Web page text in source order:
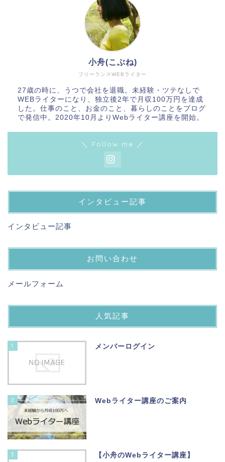
フリーランスWEBライター
小舟(こぶね)
27歳の時に、うつで会社を退職。未経験・ツテなしで
WEBライターになり、独立後2年で月収100万円を達成
した。仕事のこと、お金のこと、暮らしのことをブログ
で発信中。2020年10月よりWebライター講座を開始。
＼ Follow me ／
インタビュー記事
インタビュー記事
お問い合わせ
メールフォーム
人気記事
1 メンバーログイン
2 Webライター講座のご案内
3 【小舟のWebライター講座】